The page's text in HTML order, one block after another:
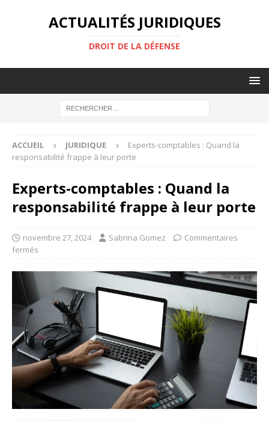
ACTUALITÉS JURIDIQUES
DROIT DE LA DÉFENSE
ACCUEIL JURIDIQUE
Experts-comptables : Quand la
responsabilité frappe à leur porte
Experts-comptables : Quand la
responsabilité frappe à leur porte
novembre 27, 2024 Sabrina Gomez
Commentaires
fermés